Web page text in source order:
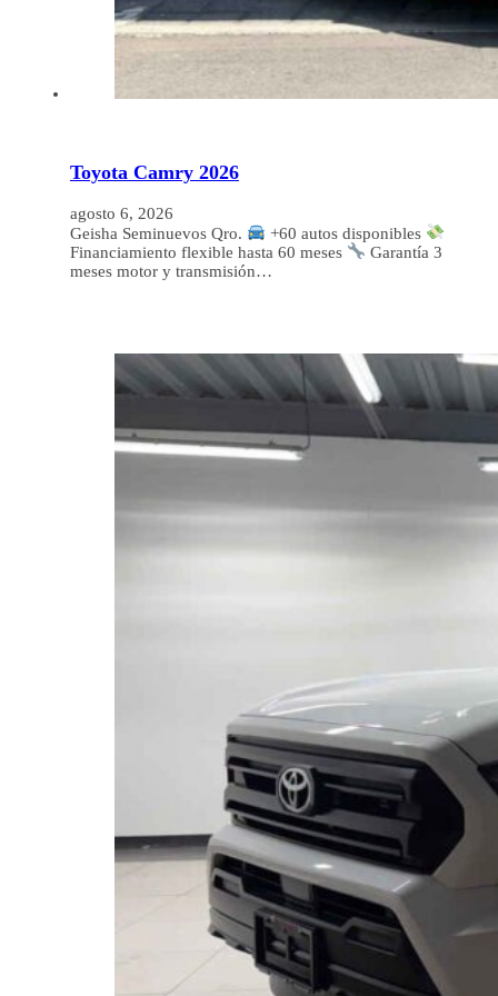
Toyota Camry 2026
agosto 6, 2026
Geisha Seminuevos Qro.
+60 autos disponibles
Financiamiento flexible hasta 60 meses
Garantía 3
meses motor y transmisión…